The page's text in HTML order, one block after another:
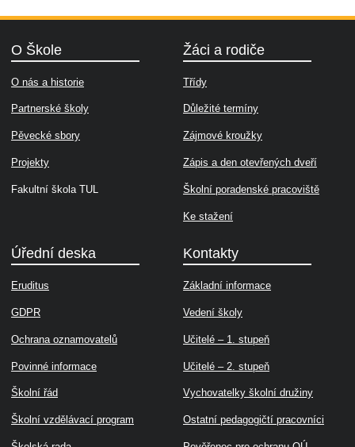
O Škole
O nás a historie
Partnerské školy
Pěvecké sbory
Projekty
Fakultní škola TUL
Žáci a rodiče
Třídy
Důležité termíny
Zájmové kroužky
Zápis a den otevřených dveří
Školní poradenské pracoviště
Ke stažení
Úřední deska
Eruditus
GDPR
Ochrana oznamovatelů
Povinné informace
Školní řád
Školní vzdělávací program
Kontakty
Základní informace
Vedení školy
Učitelé – 1. stupeň
Učitelé – 2. stupeň
Vychovatelky školní družiny
Ostatní pedagogičtí pracovníci